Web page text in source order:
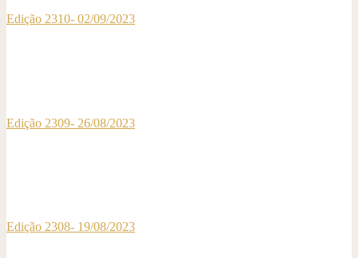
Edição 2310- 02/09/2023
Edição 2309- 26/08/2023
Edição 2308- 19/08/2023